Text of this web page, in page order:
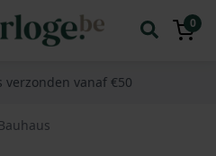
0
vanaf €50